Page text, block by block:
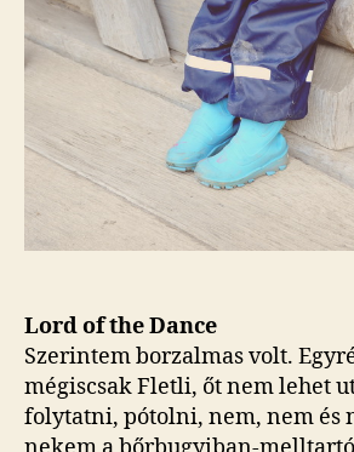
Lord of the Dance
Szerintem borzalmas volt.
mégiscsak Fletli, őt nem lehet
folytatni, pótolni, nem, nem és